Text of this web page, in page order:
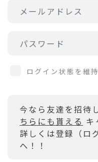
ログイン状態を維
今なら友達を招待
ちらにも貰える キ
詳しくは登録（ロ
へ！！